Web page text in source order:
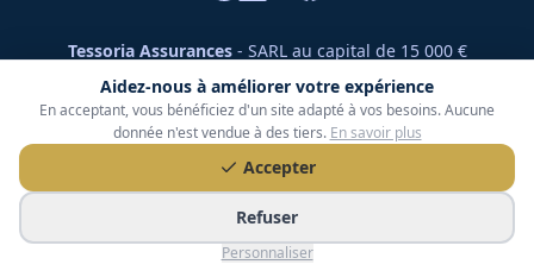
Aidez-nous à améliorer votre expérience
En acceptant, vous bénéficiez d'un site adapté à vos besoins. Aucune
donnée n'est vendue à des tiers. En savoir plus
Accepter
Refuser
Personnaliser
Tessoria Assurances- SARL au capital de 15 000 €
ORIAS n° 25007309 - RCS 990 206 179 - Membre du réseau
360 Courtage
RC Pro : Klarity - Contrat n° CCOUK000785
49 chemin des Gardettes Sine, 06570 Saint-Paul-de-Vence
© Tessoria Assurances. Tous droits réservés.